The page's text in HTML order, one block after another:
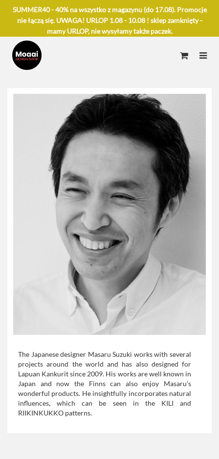
SUMMER40 - 40% na wszystko z magazynu (do 17.08). Promocje
nie łączą się. UWAGA! URLOP 1.08 - 10.08 ! sklep zamknięty -
mamy URLOP, nie wysyłamy także paczek.
The Japanese designer Masaru Suzuki works with several
projects around the world and has also designed for
Lapuan Kankurit since 2009. His works are well known in
Japan and now the Finns can also enjoy Masaru's
wonderful products. He insightfully incorporates natural
influences, which can be seen in the KILI and
RIIKINKUKKO patterns.